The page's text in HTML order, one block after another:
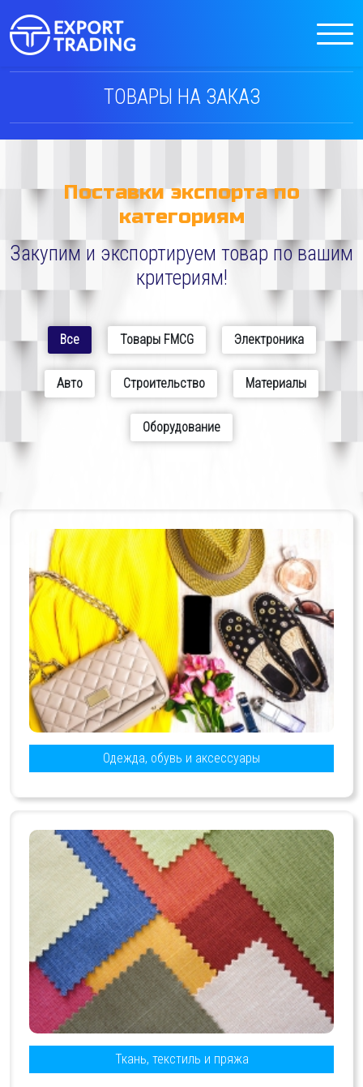
ТОВАРЫ НА ЗАКАЗ
Поставки экспорта по
категориям
Закупим и экспортируем товар по вашим
критериям!
Все Товары FMCG Электроника
Авто Строительство Материалы
Оборудование
Одежда, обувь и аксессуары
Ткань, текстиль и пряжа